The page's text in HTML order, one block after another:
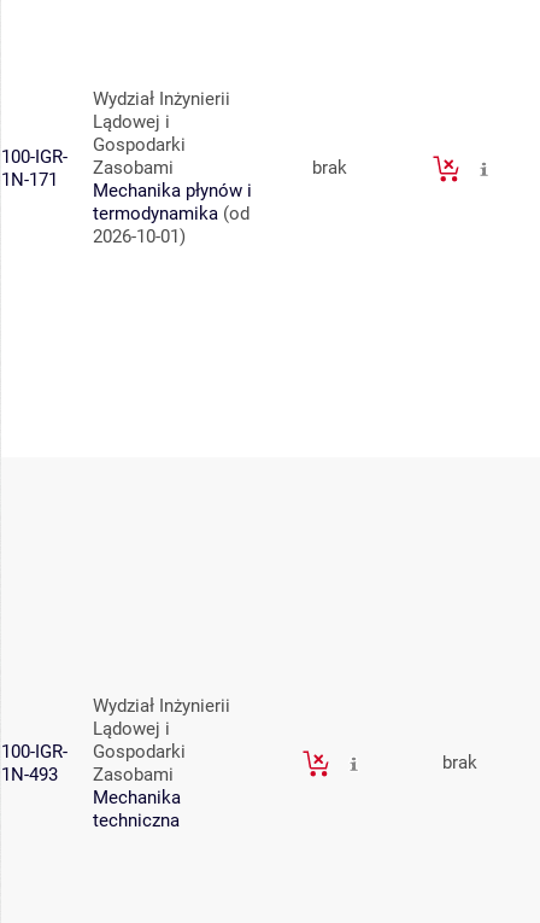
100-IGR-
1N-171
Wydział Inżynierii
Lądowej i
Gospodarki
Zasobami
Mechanika płynów i
termodynamika (od
2026-10-01)
brak
100-IGR-
1N-493
Wydział Inżynierii
Lądowej i
Gospodarki
Zasobami
Mechanika
techniczna
brak